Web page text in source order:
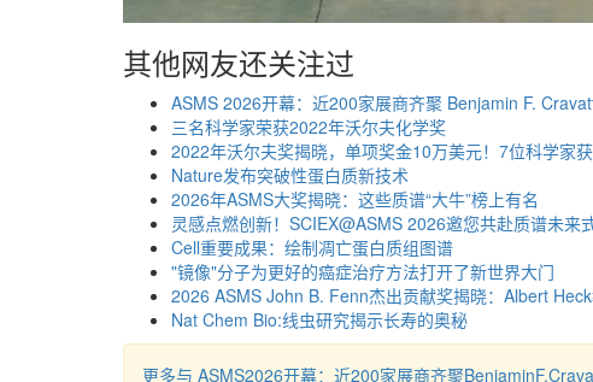
其他网友还关注过
ASMS 2026开幕：近200家展商齐聚 Benjamin F.
三名科学家荣获2022年沃尔夫化学奖
2022年沃尔夫奖揭晓，单项奖金10万美元！7位科学家
Nature发布突破性蛋白质新技术
2026年ASMS大奖揭晓：这些质谱“大牛”榜上有名
灵感点燃创新！SCIEX@ASMS 2026邀您共赴质谱未来
Cell重要成果：绘制凋亡蛋白质组图谱
"镜像"分子为更好的癌症治疗方法打开了新世界大门
2026 ASMS John B. Fenn杰出贡献奖揭晓：Albert
Nat Chem Bio:线虫研究揭示长寿的奥秘
更多与 ASMS2026开幕：近200家展商齐聚